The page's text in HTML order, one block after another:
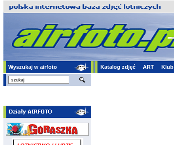
Wyszukaj w airfoto Katalog zdjęć ART Klub